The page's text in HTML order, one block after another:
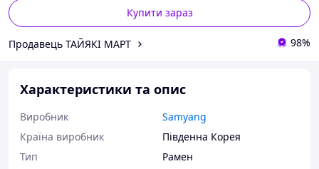
Купити зараз
Продавець ТАЙЯКІ МАРТ 98%
Характеристики та опис
Виробник
Samyang
Країна виробник
Південна Корея
Тип
Рамен